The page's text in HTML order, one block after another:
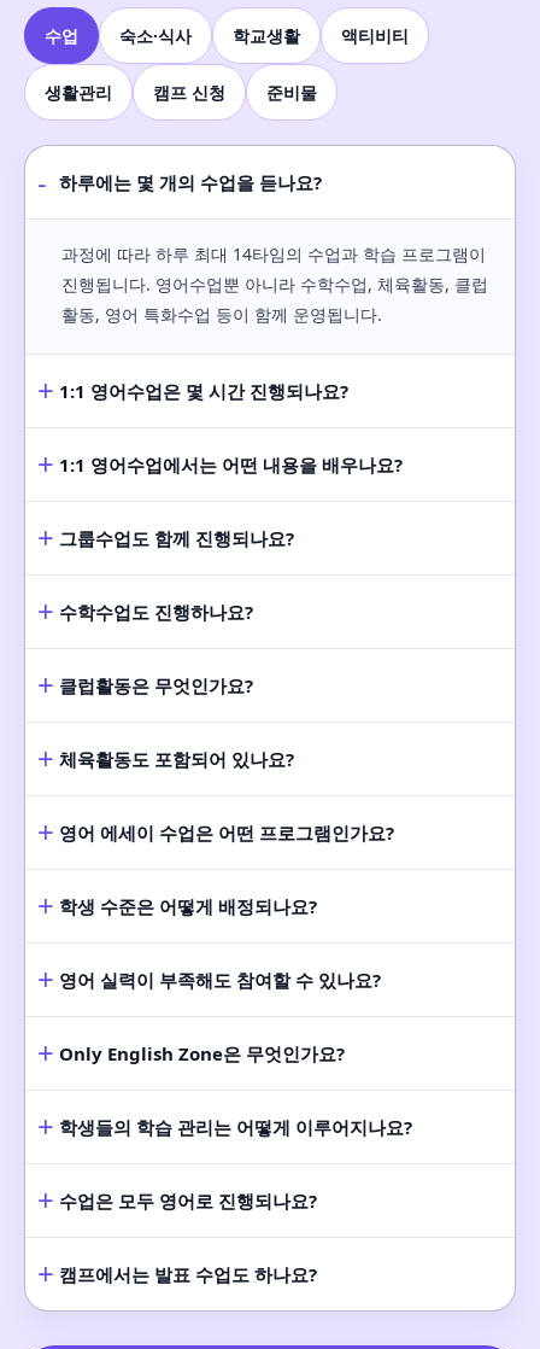
수업 숙소·식사 학교생활 액티비티
생활관리 캠프 신청 준비물
- 하루에는 몇 개의 수업을 듣나요?
과정에 따라 하루 최대 14타임의 수업과 학습 프로그램이
진행됩니다. 영어수업뿐 아니라 수학수업, 체육활동, 클럽
활동, 영어 특화수업 등이 함께 운영됩니다.
+ 1:1 영어수업은 몇 시간 진행되나요?
+ 1:1 영어수업에서는 어떤 내용을 배우나요?
+ 그룹수업도 함께 진행되나요?
+ 수학수업도 진행하나요?
+ 클럽활동은 무엇인가요?
+ 체육활동도 포함되어 있나요?
+ 영어 에세이 수업은 어떤 프로그램인가요?
+ 학생 수준은 어떻게 배정되나요?
+ 영어 실력이 부족해도 참여할 수 있나요?
+ Only English Zone은 무엇인가요?
+ 학생들의 학습 관리는 어떻게 이루어지나요?
+ 수업은 모두 영어로 진행되나요?
+ 캠프에서는 발표 수업도 하나요?